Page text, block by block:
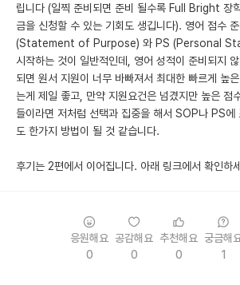
립니다 (일찍 준비되면 준비 될수록 Full Bright 장
금을 신청할 수 있는 기회도 생깁니다). 영어 점수
(Statement of Purpose) 와 PS (Personal
시작하는 것이 일반적인데, 영어 성적이 준비되지
되면 원서 지원이 너무 바빠져서 최대한 빠르게 높
는게 제일 좋고, 만약 지원요건은 넘겼지만 높은 점
들이라면 저처럼 선택과 집중을 해서 SOP나 PS에
도 한가지 방법이 될 것 같습니다.
후기는 2편에서 이어집니다. 아래 링크에서 확인하
응원해요
0
공감해요
0
추천해요
0
궁금해
1